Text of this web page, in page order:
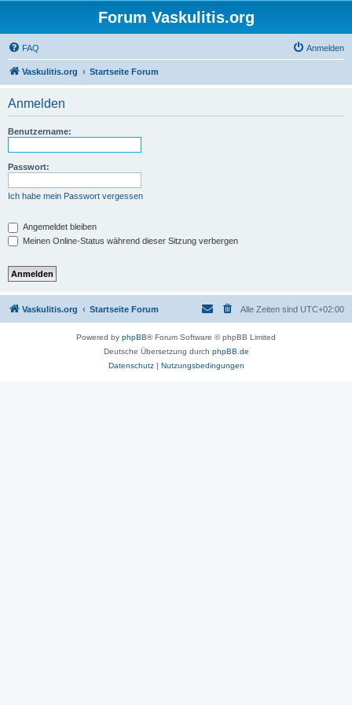
Forum Vaskulitis.org
FAQ Anmelden
Vaskulitis.org Startseite Forum
Anmelden
Benutzername:
Passwort:
Ich habe mein Passwort vergessen
Angemeldet bleiben
Meinen Online-Status während dieser Sitzung verbergen
Vaskulitis.org Startseite Forum Alle Zeiten sind UTC+02:00
Powered by phpBB® Forum Software © phpBB Limited
Deutsche Übersetzung durch phpBB.de
Datenschutz| Nutzungsbedingungen